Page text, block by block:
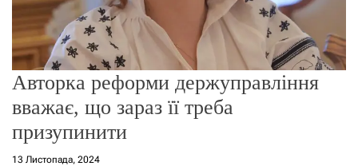
Авторка реформи держуправління
вважає, що зараз її треба
призупинити
13 Листопада, 2024